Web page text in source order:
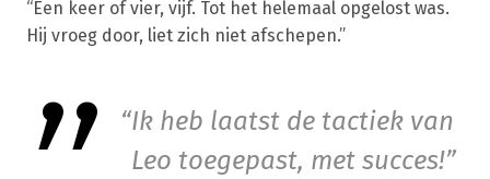
“Een keer of vier, vijf. Tot het helemaal opgelost was.
Hij vroeg door, liet zich niet afschepen.”
Ik heb laatst de tactiek van
Leo toegepast, met succes!